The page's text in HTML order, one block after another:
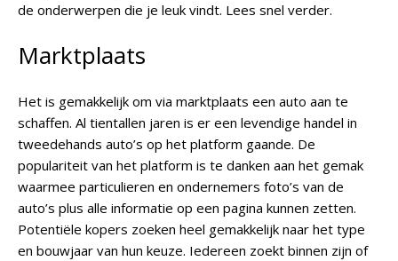
de onderwerpen die je leuk vindt. Lees snel verder.
Marktplaats
Het is gemakkelijk om via marktplaats een auto aan te
schaffen. Al tientallen jaren is er een levendige handel in
tweedehands auto’s op het platform gaande. De
populariteit van het platform is te danken aan het gemak
waarmee particulieren en ondernemers foto’s van de
auto’s plus alle informatie op een pagina kunnen zetten.
Potentiële kopers zoeken heel gemakkelijk naar het type
en bouwjaar van hun keuze. Iedereen zoekt binnen zijn of